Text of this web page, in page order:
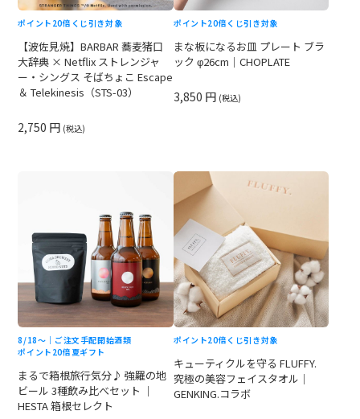
ポイント20倍 くじ引き対象
【波佐見焼】BARBAR 蕎麦猪口
大辞典 × Netflix ストレンジャ
ー・シングス そばちょこ Escape
＆ Telekinesis（STS-03）
2,750 円 (税込)
ポイント20倍 くじ引き対象
まな板になるお皿 プレート ブラ
ック φ26cm｜CHOPLATE
3,850 円 (税込)
8/18〜｜ご注文手配開始酒類
ポイント20倍 夏ギフト
まるで箱根旅行気分♪ 強羅の地
ビール 3種飲み比べセット ｜
HESTA 箱根セレクト
ポイント20倍 くじ引き対象
キューティクルを守る FLUFFY.
究極の美容フェイスタオル｜
GENKING.コラボ